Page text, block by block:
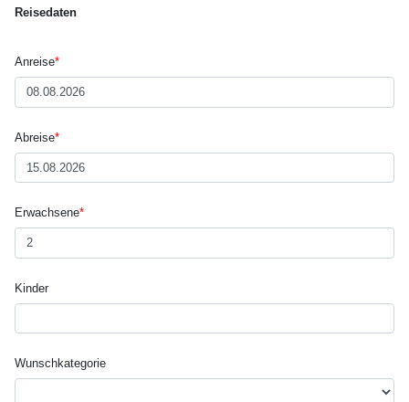
Reisedaten
Anreise*
Abreise*
Erwachsene*
Kinder
Wunsch­kategorie